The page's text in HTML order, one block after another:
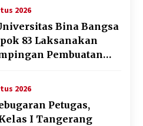
2026
Bina Bangsa
83 Laksanakan
Pembuatan
Pemasaran
di Desa Cempaka
2026
Petugas,
I Tangerang